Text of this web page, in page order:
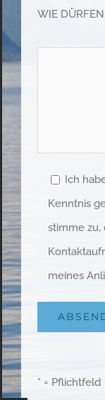
WIE
Ich
Kenntnis
stimme zu,
meines
* = Pflichtfeld